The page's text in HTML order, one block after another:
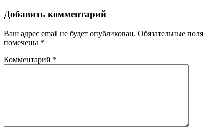
Добавить комментарий
Ваш адрес email не будет опубликован. Обязательные поля
помечены *
Комментарий *